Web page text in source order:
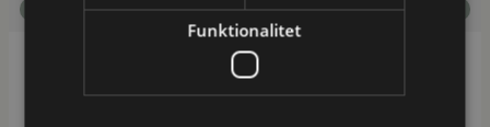
Cirkulær økonomi og strategi, Klimaregnskab
Funktionalitet